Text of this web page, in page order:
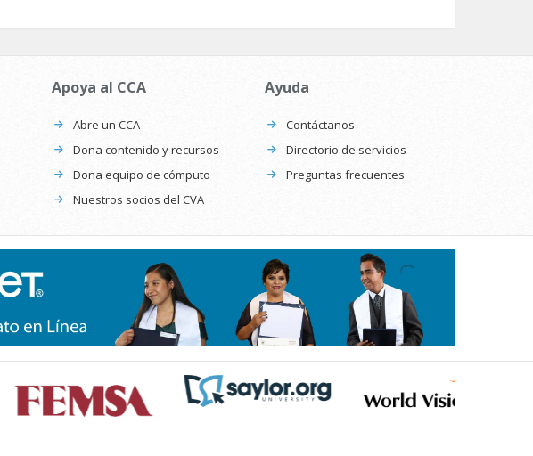
Apoya al CCA
Abre un CCA
Dona contenido y recursos
Dona equipo de cómputo
Nuestros socios del CVA
Ayuda
Contáctanos
Directorio de servicios
Preguntas frecuentes